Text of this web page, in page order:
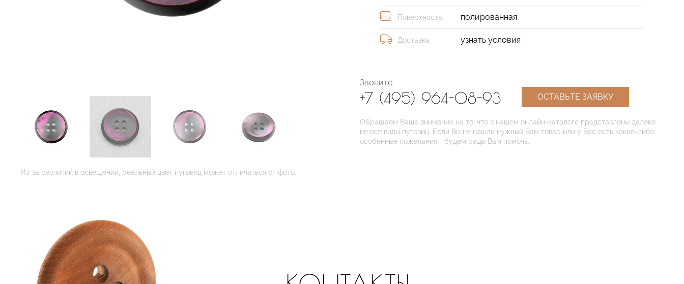
Из-за различий в освещении, реальный цвет пуговиц может отличаться от фото.
Поверхность: полированная
Доставка: узнать условия
Звоните
+7 (495) 964-08-93 ОСТАВЬТЕ ЗАЯВКУ
Обращаем Ваше внимание на то, что в нашем онлайн-каталоге представлены далеко
не все виды пуговиц. Если Вы не нашли нужный Вам товар или у Вас есть какие-либо
особенные пожелания - будем рады Вам помочь.